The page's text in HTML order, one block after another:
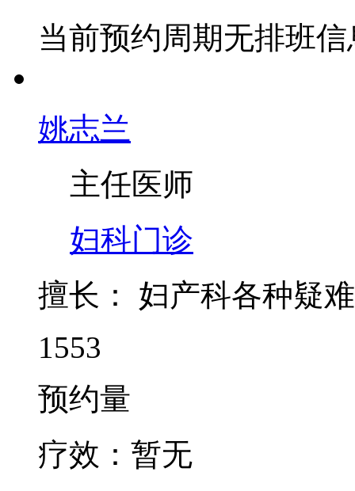
当前预约周期无排班信
姚志兰
主任医师
妇科门诊
擅长：
妇产科各种疑
1553
预约量
疗效： 暂无